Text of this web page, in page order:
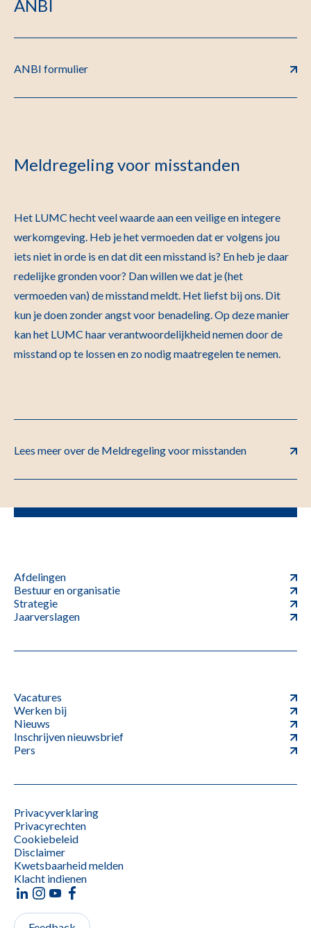
ANBI
ANBI formulier
Meldregeling voor misstanden
Het LUMC hecht veel waarde aan een veilige en integere
werkomgeving. Heb je het vermoeden dat er volgens jou
iets niet in orde is en dat dit een misstand is? En heb je daar
redelijke gronden voor? Dan willen we dat je (het
vermoeden van) de misstand meldt. Het liefst bij ons. Dit
kun je doen zonder angst voor benadeling. Op deze manier
kan het LUMC haar verantwoordelijkheid nemen door de
misstand op te lossen en zo nodig maatregelen te nemen.
Lees meer over de Meldregeling voor misstanden
Afdelingen
Bestuur en organisatie
Strategie
Jaarverslagen
Vacatures
Werken bij
Nieuws
Inschrijven nieuwsbrief
Pers
Privacyverklaring
Privacyrechten
Cookiebeleid
Disclaimer
Kwetsbaarheid melden
Klacht indienen